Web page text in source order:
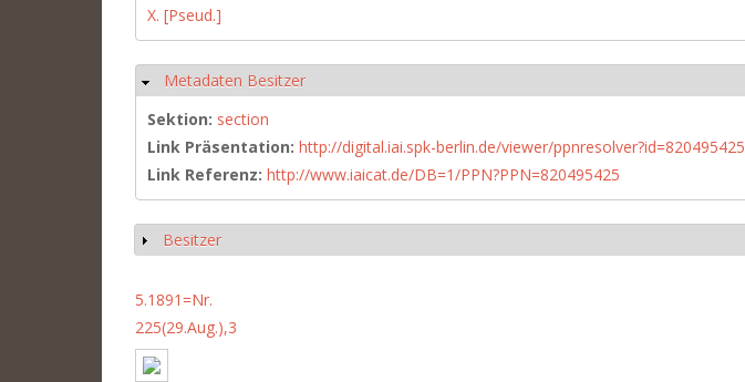
X. [Pseud.]
Hide
Metadaten Besitzer
Sektion: section
Link Präsentation: http://digital.iai.spk-berlin.de/viewer/ppnresolver?id=820495425
Link Referenz: http://www.iaicat.de/DB=1/PPN?PPN=820495425
Show
Besitzer
5.1891=Nr.
225(29.Aug.),3